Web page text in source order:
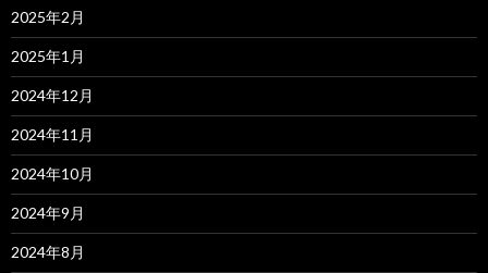
2025年2月
2025年1月
2024年12月
2024年11月
2024年10月
2024年9月
2024年8月